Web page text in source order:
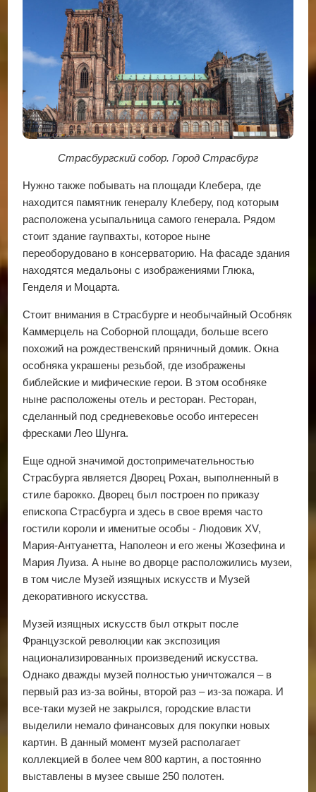
Страсбургский собор. Город Страсбург
Нужно также побывать на площади Клебера, где
находится памятник генералу Клеберу, под которым
расположена усыпальница самого генерала. Рядом
стоит здание гаупвахты, которое ныне
переоборудовано в консерваторию. На фасаде здания
находятся медальоны с изображениями Глюка,
Генделя и Моцарта.
Стоит внимания в Страсбурге и необычайный Особняк
Каммерцель на Соборной площади, больше всего
похожий на рождественский пряничный домик. Окна
особняка украшены резьбой, где изображены
библейские и мифические герои. В этом особняке
ныне расположены отель и ресторан. Ресторан,
сделанный под средневековье особо интересен
фресками Лео Шунга.
Еще одной значимой достопримечательностью
Страсбурга является Дворец Рохан, выполненный в
стиле барокко. Дворец был построен по приказу
епископа Страсбурга и здесь в свое время часто
гостили короли и именитые особы - Людовик ХV,
Мария-Антуанетта, Наполеон и его жены Жозефина и
Мария Луиза. А ныне во дворце расположились музеи,
в том числе Музей изящных искусств и Музей
декоративного искусства.
Музей изящных искусств был открыт после
Французской революции как экспозиция
национализированных произведений искусства.
Однако дважды музей полностью уничтожался – в
первый раз из-за войны, второй раз – из-за пожара. И
все-таки музей не закрылся, городские власти
выделили немало финансовых для покупки новых
картин. В данный момент музей располагает
коллекцией в более чем 800 картин, а постоянно
выставлены в музее свыше 250 полотен.